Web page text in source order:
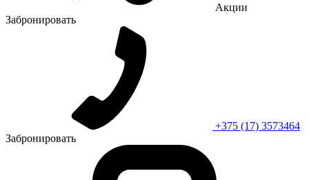
Акции
Забронировать
+375 (17) 3573464
Забронировать